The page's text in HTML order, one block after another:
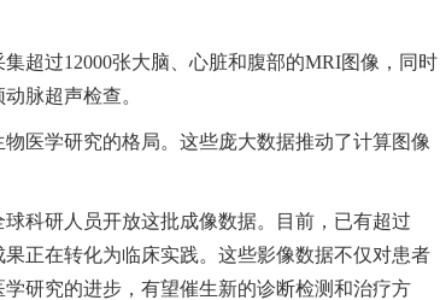
超过12000张大脑、心脏和腹部的MRI图像，同时
脉超声检查。
医学研究的格局。这些庞大数据推动了计算图像
科研人员开放这批成像数据。目前，已有超过
正在转化为临床实践。这些影像数据不仅对患者
研究的进步，有望催生新的诊断检测和治疗方